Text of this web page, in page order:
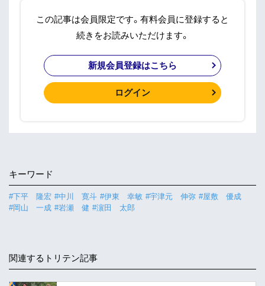
この記事は会員限定です。有料会員に登録すると
続きをお読みいただけます。
新規会員登録はこちら
ログイン
キーワード
#下平 隆宏 #中川 寛斗 #伊東 幸敏 #宇津元 伸弥 #屋敷 優成
#岡山 一成 #岩瀬 健 #濵田 太郎
関連するトリテン記事